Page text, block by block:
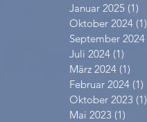
Januar 2025 (1)
Oktober 2024 (1)
September 2024
Juli 2024 (1)
März 2024 (1)
Februar 2024 (1)
Oktober 2023 (1)
Mai 2023 (1)